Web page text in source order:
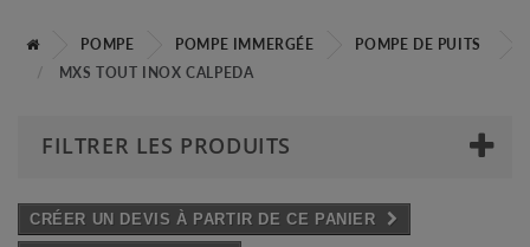
POMPE POMPE IMMERGÉE
POMPE DE PUITS
MXS TOUT INOX CALPEDA
FILTRER LES PRODUITS
CRÉER UN DEVIS À PARTIR DE CE PANIER